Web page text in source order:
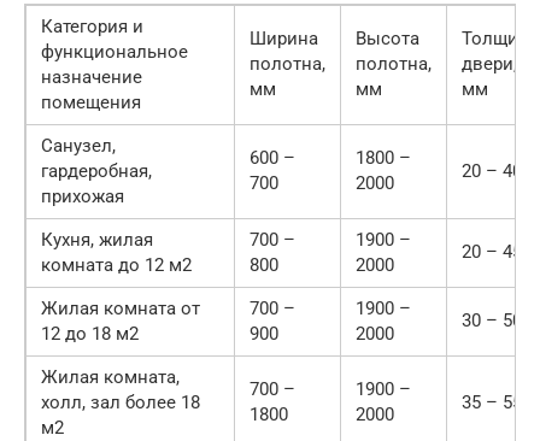
Категория и
функциональное
назначение
помещения
Ширина
полотна,
мм
Высота
полотна,
мм
Толщина
двери,
мм
Санузел,
гардеробная,
прихожая
600 –
700
1800 –
2000
20 – 40
Кухня, жилая
комната до 12 м2
700 –
800
1900 –
2000
20 – 45
Жилая комната от
12 до 18 м2
700 –
900
1900 –
2000
30 – 50
Жилая комната,
холл, зал более 18
м2
700 –
1800
1900 –
2000
35 – 55